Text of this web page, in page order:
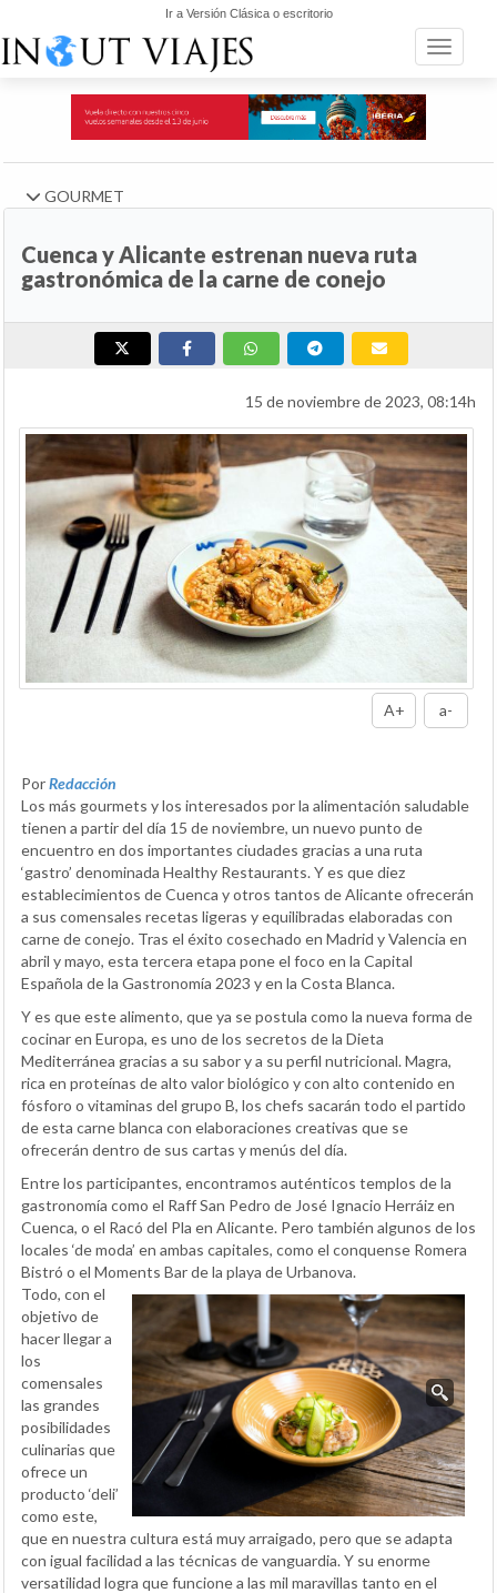
Ir a Versión Clásica o escritorio
Toggle
GOURMET
Cuenca y Alicante estrenan nueva ruta
gastronómica de la carne de conejo
15 de noviembre de 2023, 08:14h
A+ a-
PorRedacción
Los más gourmets y los interesados por la alimentación saludable
tienen a partir del día 15 de noviembre, un nuevo punto de
encuentro en dos importantes ciudades gracias a una ruta
‘gastro’ denominada Healthy Restaurants. Y es que diez
establecimientos de Cuenca y otros tantos de Alicante ofrecerán
a sus comensales recetas ligeras y equilibradas elaboradas con
carne de conejo. Tras el éxito cosechado en Madrid y Valencia en
abril y mayo, esta tercera etapa pone el foco en la Capital
Española de la Gastronomía 2023 y en la Costa Blanca.
Y es que este alimento, que ya se postula como la nueva forma de
cocinar en Europa, es uno de los secretos de la Dieta
Mediterránea gracias a su sabor y a su perfil nutricional. Magra,
rica en proteínas de alto valor biológico y con alto contenido en
fósforo o vitaminas del grupo B, los chefs sacarán todo el partido
de esta carne blanca con elaboraciones creativas que se
ofrecerán dentro de sus cartas y menús del día.
Entre los participantes, encontramos auténticos templos de la
gastronomía como el Raff San Pedro de José Ignacio Herráiz en
Cuenca, o el Racó del Pla en Alicante. Pero también algunos de los
locales ‘de moda’ en ambas capitales, como el conquense Romera
Bistró o el Moments Bar de la playa de Urbanova.
Todo, con el
objetivo de
hacer llegar a
los
comensales
las grandes
posibilidades
culinarias que
ofrece un
producto ‘deli’
como este,
que en nuestra cultura está muy arraigado, pero que se adapta
con igual facilidad a las técnicas de vanguardia. Y su enorme
versatilidad logra que funcione a las mil maravillas tanto en el